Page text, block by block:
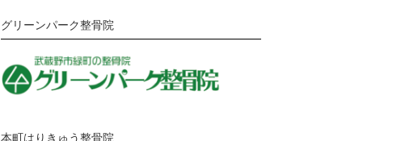
グリーンパーク整骨院
本町はりきゅう整骨院